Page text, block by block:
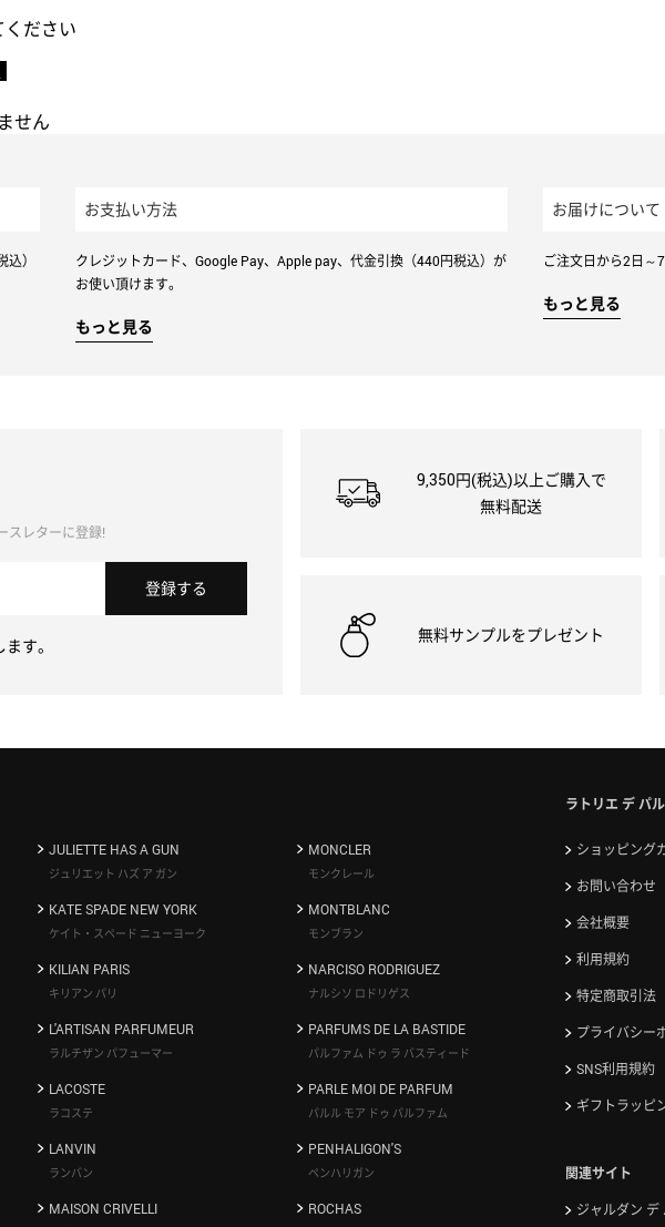
ださい
せん
）
お支払い方法
クレジットカード、Google Pay、Apple pay、代金引換（440円税込）が
お使い頂けます。
もっと見る
お届けについて
ご注文日から2日～
もっと見る
スレターに登録!
登録する
す。
9,350円(税込)以上ご購入で
無料配送
無料サンプルをプレゼント
ラトリエ デ パ
ショッピング
お問い合わせ
会社概要
利用規約
特定商取引法
プライバシー
SNS利用規約
ギフトラッピ
関連サイト
ジャルダン デ
JULIETTE HAS A GUN
ジュリエット ハズ ア ガン
KATE SPADE NEW YORK
ケイト・スペード ニューヨーク
KILIAN PARIS
キリアン パリ
L'ARTISAN PARFUMEUR
ラルチザン パフューマー
LACOSTE
ラコステ
LANVIN
ランバン
MAISON CRIVELLI
MONCLER
モンクレール
MONTBLANC
モンブラン
NARCISO RODRIGUEZ
ナルシソ ロドリゲス
PARFUMS DE LA BASTIDE
パルファム ドゥ ラ バスティード
PARLE MOI DE PARFUM
パルル モア ドゥ パルファム
PENHALIGON'S
ペンハリガン
ROCHAS